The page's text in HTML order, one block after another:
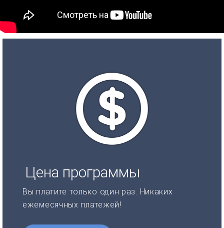
Цена программы
Вы платите только один раз. Никаких
ежемесячных платежей!